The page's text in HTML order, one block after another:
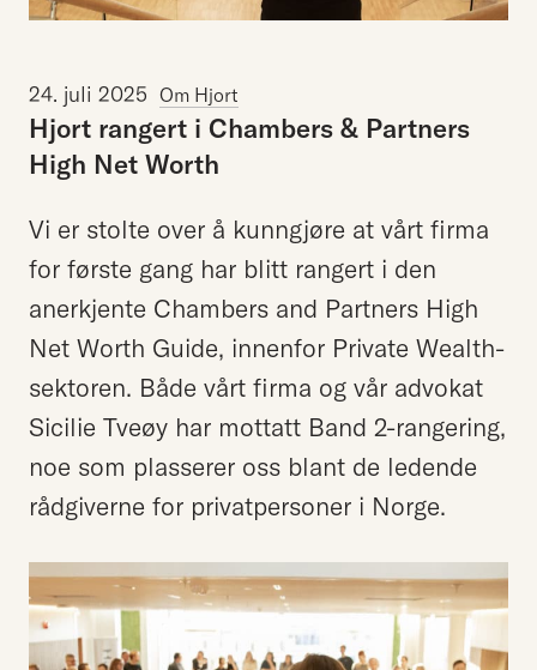
24. juli 2025 Om Hjort
Hjort rangert i Chambers & Partners
High Net Worth
Vi er stolte over å kunngjøre at vårt firma
for første gang har blitt rangert i den
anerkjente Chambers and Partners High
Net Worth Guide, innenfor Private Wealth-
sektoren. Både vårt firma og vår advokat
Sicilie Tveøy har mottatt Band 2-rangering,
noe som plasserer oss blant de ledende
rådgiverne for privatpersoner i Norge.